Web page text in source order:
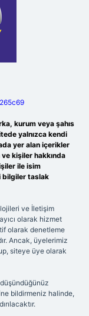
kurum veya şahıs
yalnızca kendi
yer alan içerikler
kişiler hakkında
ile isim
bilgiler taslak
ve İletişim
olarak hizmet
olarak denetleme
Ancak, üyelerimiz
siteye üye olarak
bildirmeniz halinde,